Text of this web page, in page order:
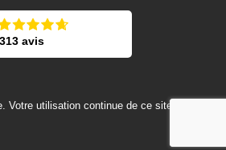
313 avis
Votre utilisation continue de ce site